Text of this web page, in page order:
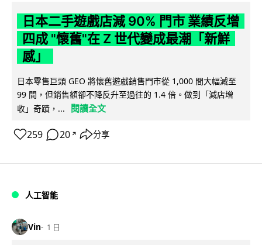
日本二手遊戲店減 90% 門市 業績反增
四成 "懷舊"在 Z 世代變成最潮「新鮮
感」
日本零售巨頭 GEO 將懷舊遊戲銷售門市從 1,000 間大幅減至
99 間，但銷售額卻不降反升至過往的 1.4 倍。做到「減店增
收」奇蹟，...
閱讀全文
259 20 ↗ 分享
人工智能
Vin 1 日